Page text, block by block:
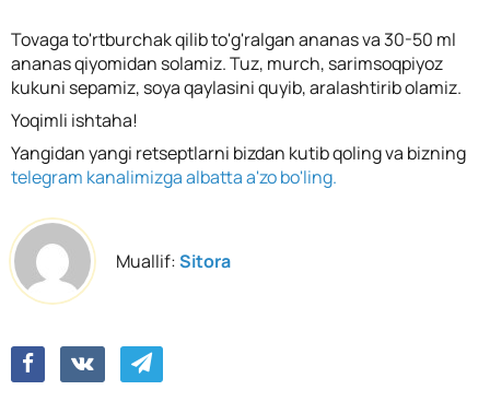
Tovaga to'rtburchak qilib to'g'ralgan ananas va 30-50 ml
ananas qiyomidan solamiz. Tuz, murch, sarimsoqpiyoz
kukuni sepamiz, soya qaylasini quyib, aralashtirib olamiz.
Yoqimli ishtaha!
Yangidan yangi retseptlarni bizdan kutib qoling va bizning
telegram kanalimizga albatta a'zo bo'ling.
Muallif:Sitora